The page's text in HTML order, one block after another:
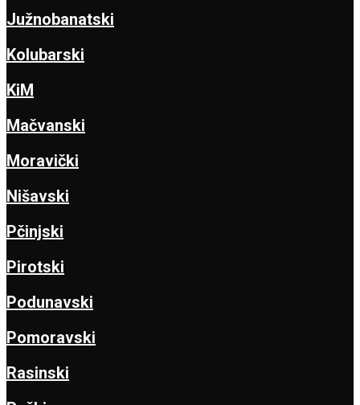
Južnobanatski
Kolubarski
KiM
Mačvanski
Moravički
Nišavski
Pčinjski
Pirotski
Podunavski
Pomoravski
Rasinski